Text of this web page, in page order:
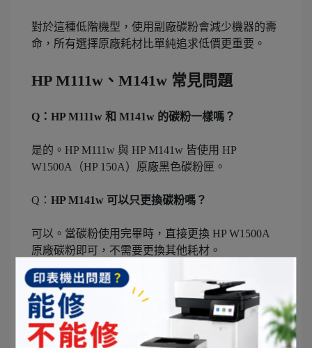
對於這種低階機型，使用副廠碳粉會減少機器的壽
命，所有選擇原廠耗材比單純追求低價更重要。
HP M111w、M141w 常見問題
Q：HP M111w 和 M141w 的碳粉一樣嗎？
是的。HP M111w 與 HP M141w 皆使用 HP
W1500A（HP 150A）原廠黑色碳粉匣。
Q： HP M141w 可以只更換碳粉嗎？
可以。當碳粉使用完畢時，直接更換 HP W1500A
原廠碳粉即可，不需要更換其他耗材。
Q：HP M111w 出現列印模糊是碳粉沒了嗎？
不一定。除了碳粉不足之外，紙張品質、機器設定
或設備狀態也可能影響列印品質。若更換碳粉後仍